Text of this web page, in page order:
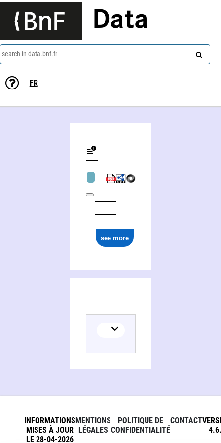
Data
search in data.bnf.fr
FR
see more
INFORMATIONS
MISES À JOUR
LE 28-04-2026
MENTIONS
LÉGALES
POLITIQUE DE
CONFIDENTIALITÉ
CONTACT